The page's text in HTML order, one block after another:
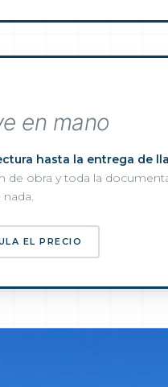
en mano
hasta la entrega de
de obra y toda la
EL PRECIO